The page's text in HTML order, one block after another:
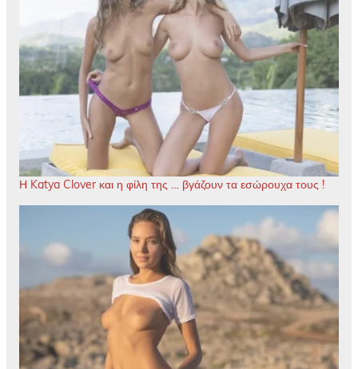
Η Katya Clover και η φίλη της … βγάζουν τα εσώρουχα τους !